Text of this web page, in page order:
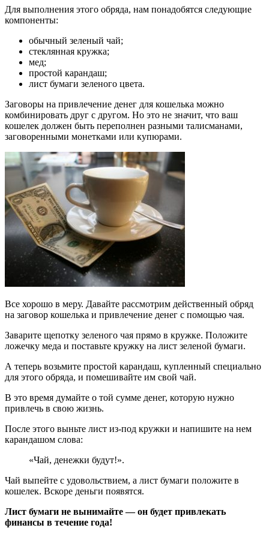
Для выполнения этого обряда, нам понадобятся следующие
компоненты:
обычный зеленый чай;
стеклянная кружка;
мед;
простой карандаш;
лист бумаги зеленого цвета.
Заговоры на привлечение денег для кошелька можно
комбинировать друг с другом. Но это не значит, что ваш
кошелек должен быть переполнен разными талисманами,
заговоренными монетками или купюрами.
Все хорошо в меру. Давайте рассмотрим действенный обряд
на заговор кошелька и привлечение денег с помощью чая.
Заварите щепотку зеленого чая прямо в кружке. Положите
ложечку меда и поставьте кружку на лист зеленой бумаги.
А теперь возьмите простой карандаш, купленный специально
для этого обряда, и помешивайте им свой чай.
В это время думайте о той сумме денег, которую нужно
привлечь в свою жизнь.
После этого выньте лист из-под кружки и напишите на нем
карандашом слова:
«Чай, денежки будут!».
Чай выпейте с удовольствием, а лист бумаги положите в
кошелек. Вскоре деньги появятся.
Лист бумаги не вынимайте — он будет привлекать
финансы в течение года!